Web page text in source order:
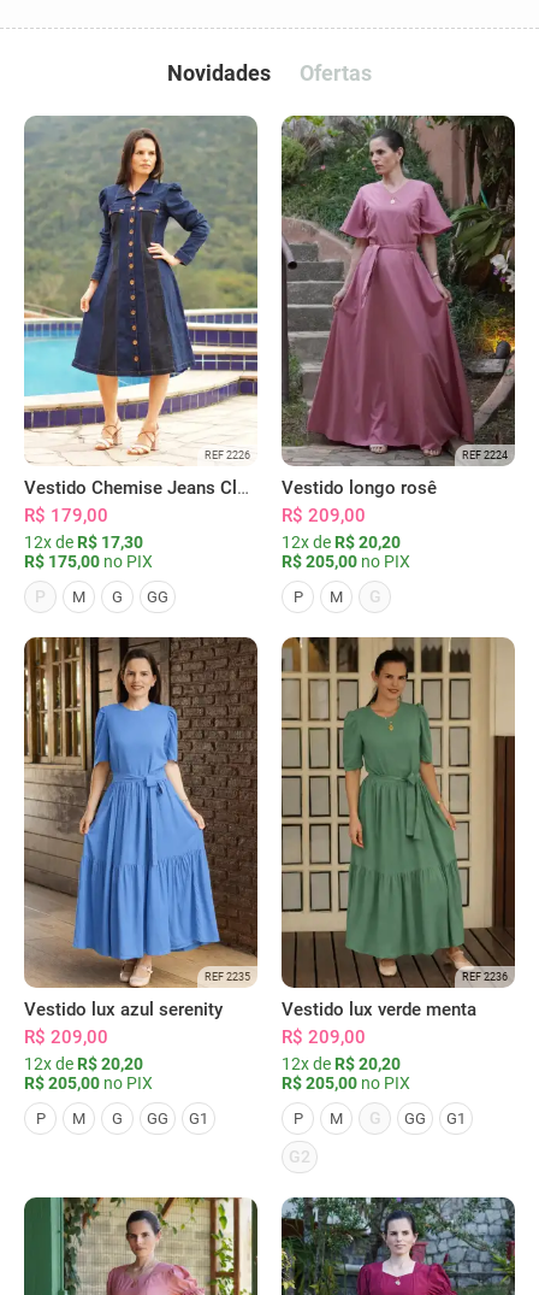
Novidades Ofertas
REF 2226
Vestido Chemise Jeans Clássica Serena
R$ 179,00
12x de R$ 17,30
R$ 175,00 no PIX
P
M G GG
REF 2224
Vestido longo rosê
R$ 209,00
12x de R$ 20,20
R$ 205,00 no PIX
P M G
REF 2235
Vestido lux azul serenity
R$ 209,00
12x de R$ 20,20
R$ 205,00 no PIX
P M G GG G1
REF 2236
Vestido lux verde menta
R$ 209,00
12x de R$ 20,20
R$ 205,00 no PIX
P M G GG G1
G2